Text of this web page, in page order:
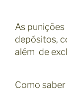
As
depósitos,
além de
Como